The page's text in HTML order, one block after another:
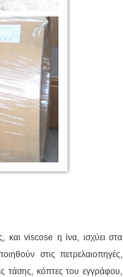
και viscose η ίνα, ισχύει στα
στις πετρελαιοπηγές,
τάσης, κόπτες του εγγράφου,